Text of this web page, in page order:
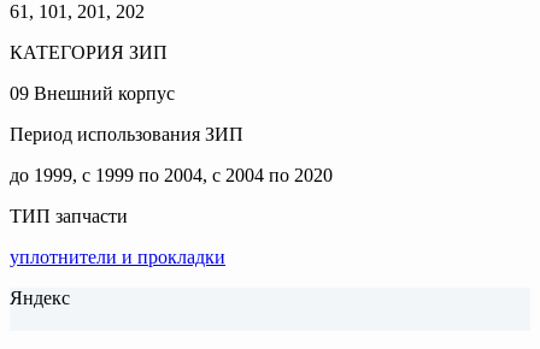
61, 101, 201, 202
КАТЕГОРИЯ ЗИП
09 Внешний корпус
Период использования ЗИП
до 1999, c 1999 по 2004, с 2004 по 2020
ТИП запчасти
уплотнители и прокладки
Яндекс